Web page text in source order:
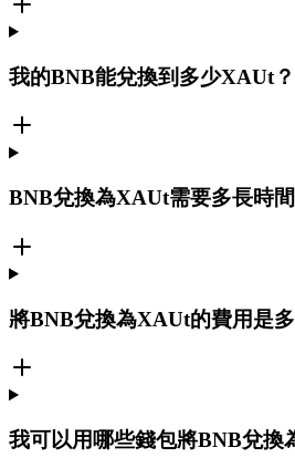
我的BNB能兌換到多少XAUt？
BNB兌換為XAUt需要多長時間
將BNB兌換為XAUt的費用是
我可以用哪些錢包將BNB兌換